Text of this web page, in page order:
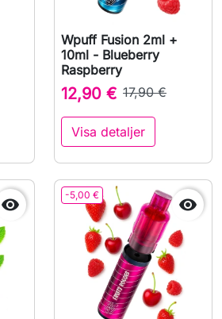
Wpuff Fusion 2ml +
10ml - Blueberry
Raspberry
12,90 € 17,90 €
Visa detaljer
 -5,00 € 